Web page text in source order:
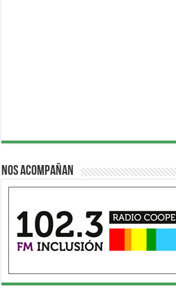
Nos acompañan